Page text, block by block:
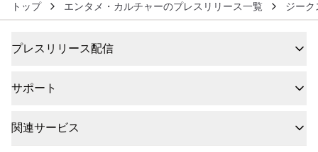
トップ エンタメ・カルチャーのプレスリリース一覧 ジー
プレスリリース配信
サポート
関連サービス